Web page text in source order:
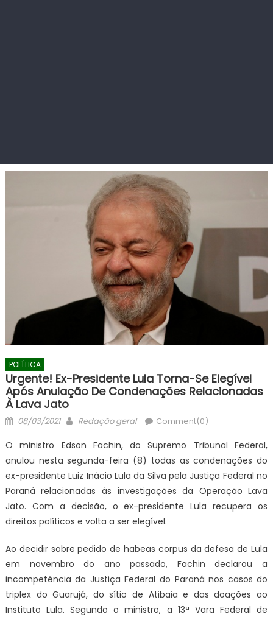
POLÍTICA
Urgente! Ex-Presidente Lula Torna-Se Elegível
Após Anulação De Condenações Relacionadas
À Lava Jato
Posted
08/03/2021 Author
Redação geral Comment(0)
O ministro Edson Fachin, do Supremo Tribunal Federal,
anulou nesta segunda-feira (8) todas as condenações do
ex-presidente Luiz Inácio Lula da Silva pela Justiça Federal no
Paraná relacionadas às investigações da Operação Lava
Jato. Com a decisão, o ex-presidente Lula recupera os
direitos políticos e volta a ser elegível.
Ao decidir sobre pedido de habeas corpus da defesa de Lula
em novembro do ano passado, Fachin declarou a
incompetência da Justiça Federal do Paraná nos casos do
triplex do Guarujá, do sítio de Atibaia e das doações ao
Instituto Lula. Segundo o ministro, a 13ª Vara Federal de